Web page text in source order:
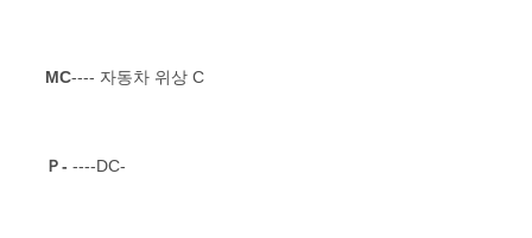
MC---- 자동차 위상 C
Ｐ- ----DC-